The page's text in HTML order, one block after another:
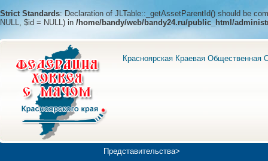
Strict Standards: Declaration of JLTable::_getAssetParentId() should be
NULL, $id = NULL) in /home/bandy/web/bandy24.ru/public_html/
Красноярская Краевая Общественная
Представительства>